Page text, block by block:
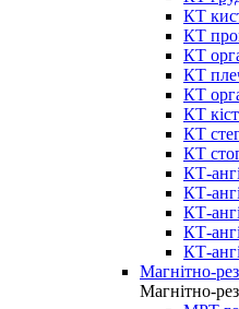
КТ
КТ
КТ
КТ
КТ
КТ
КТ
КТ
КТ-
КТ-
КТ-
КТ-
КТ-
Магнітно-
Магнітно-